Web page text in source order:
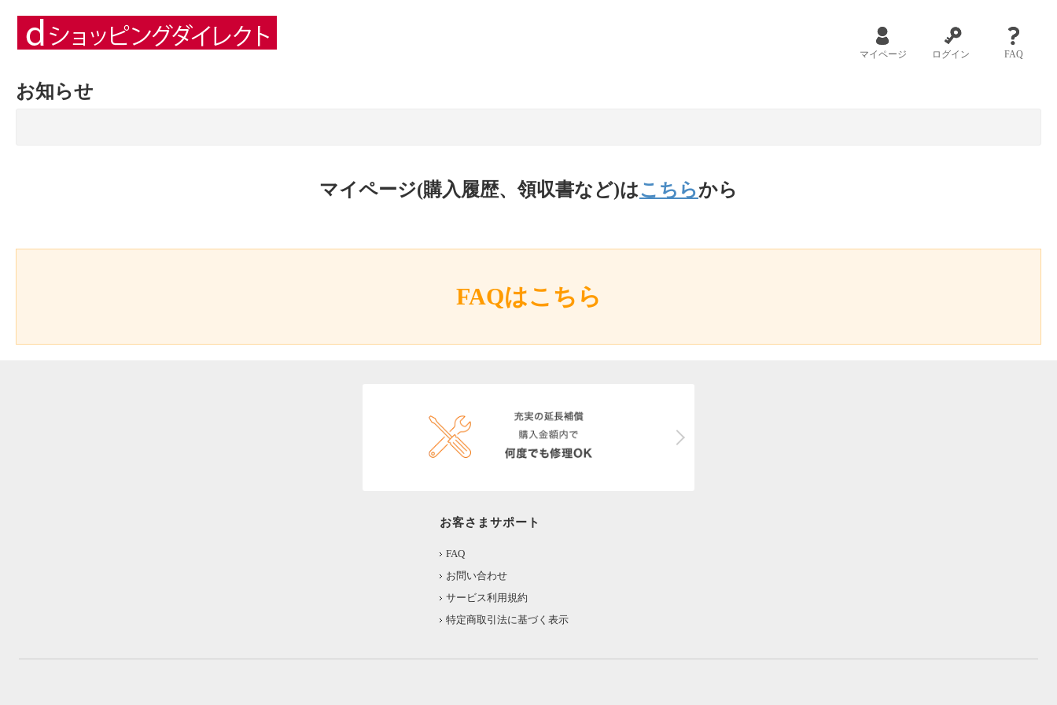
マイページ ログイン FAQ
お知らせ
マイページ(購入履歴、領収書など)はこちらから
FAQはこちら
お客さまサポート
FAQ
お問い合わせ
サービス利用規約
特定商取引法に基づく表示